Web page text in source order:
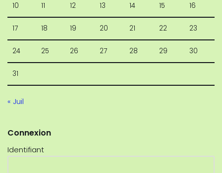
10 11 12 13 14 15 16
17 18 19 20 21 22 23
24 25 26 27 28 29 30
31
« Juil
Connexion
Identifiant